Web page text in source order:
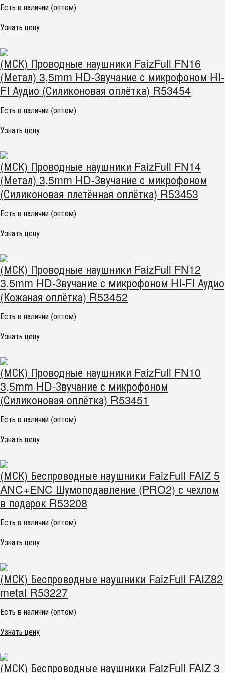
Есть в наличии (оптом)
Узнать цену
(МСК) Проводные наушники FaizFull FN16
(Метал) 3,5mm HD-Звучание с микрофоном HI-
FI Аудио (Силиконовая оплётка) R53454
Есть в наличии (оптом)
Узнать цену
(МСК) Проводные наушники FaizFull FN14
(Метал) 3,5mm HD-Звучание с микрофоном
(Силиконовая плетённая оплётка) R53453
Есть в наличии (оптом)
Узнать цену
(МСК) Проводные наушники FaizFull FN12
3,5mm HD-Звучание с микрофоном HI-FI Аудио
(Кожаная оплётка) R53452
Есть в наличии (оптом)
Узнать цену
(МСК) Проводные наушники FaizFull FN10
3,5mm HD-Звучание с микрофоном
(Силиконовая оплётка) R53451
Есть в наличии (оптом)
Узнать цену
(МСК) Беспроводные наушники FaizFull FAIZ 5
ANC+ENC Шумоподавление (PRO2) с чехлом
в подарок R53208
Есть в наличии (оптом)
Узнать цену
(МСК) Беспроводные наушники FaizFull FAIZ82
metal R53227
Есть в наличии (оптом)
Узнать цену
(МСК) Беспроводные наушники FaizFull FAIZ 3